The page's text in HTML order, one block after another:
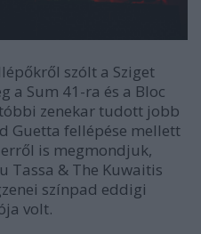
szólt a Sziget
a Sum 41-ra és a Bloc
zenekar tudott jobb
Guetta fellépése mellett
is megmondjuk,
Tassa & The Kuwaitis
színpad eddigi
volt.